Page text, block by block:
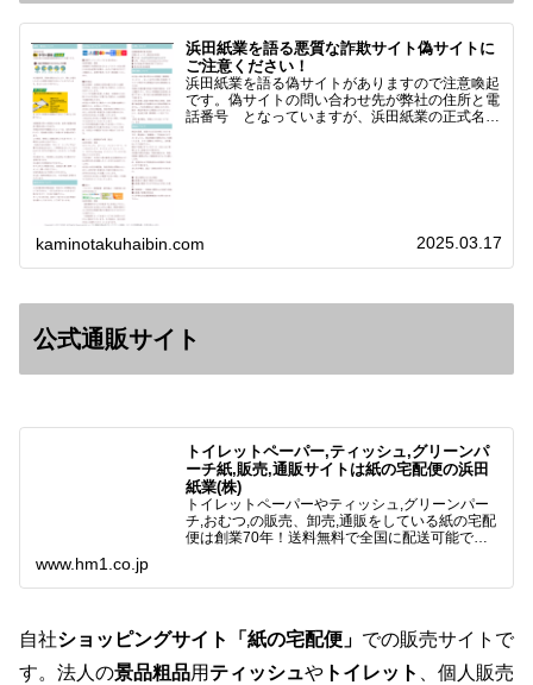
浜田紙業を語る悪質な詐欺サイト偽サイトに
ご注意ください！
浜田紙業を語る偽サイトがありますので注意喚起
です。偽サイトの問い合わせ先が弊社の住所と電
話番号 となっていますが、浜田紙業の正式名称
kaminotakuhaibin.com 2025.03.17
公式通販サイト
トイレットペーパー,ティッシュ,グリーンパ
ーチ紙,販売,通販サイトは紙の宅配便の浜田
紙業(株)
トイレットペーパーやティッシュ,グリーンパー
チ,おむつ,の販売、卸売,通販をしている紙の宅配
便は創業70年！送料無料で全国に配送可能で
様と歩んでまいりま…
www.hm1.co.jp
自社ショッピングサイト「紙の宅配便」 での販売サイトで
す。法人の景品粗品用 ティッシュや トイレット
、個人販売